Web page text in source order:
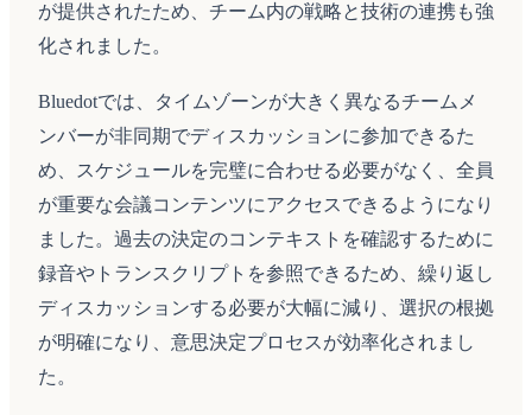
が提供されたため、チーム内の戦略と技術の連携も強
化されました。
Bluedotでは、タイムゾーンが大きく異なるチームメ
ンバーが非同期でディスカッションに参加できるた
め、スケジュールを完璧に合わせる必要がなく、全員
が重要な会議コンテンツにアクセスできるようになり
ました。過去の決定のコンテキストを確認するために
録音やトランスクリプトを参照できるため、繰り返し
ディスカッションする必要が大幅に減り、選択の根拠
が明確になり、意思決定プロセスが効率化されまし
た。